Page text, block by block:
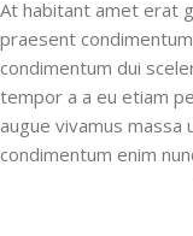
At habitant amet erat
praesent
condimentum dui
tempor a a eu etiam
augue vivamus massa
condimentum enim